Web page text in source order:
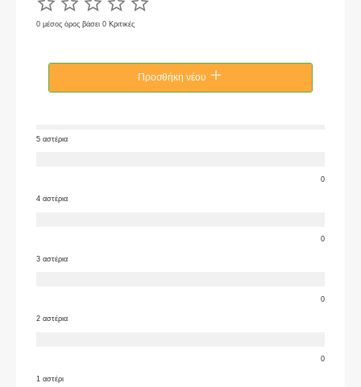
0 μέσος όρος βάσει 0 Κριτικές
Προσθήκη νέου
5 αστέρια
0
4 αστέρια
0
3 αστέρια
0
2 αστέρια
0
1 αστέρι